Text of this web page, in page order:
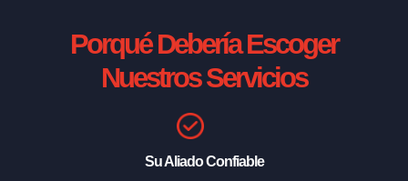
Porqué Debería Escoger
Nuestros Servicios
Su Aliado Confiable